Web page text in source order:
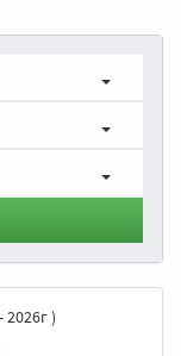
2026г )